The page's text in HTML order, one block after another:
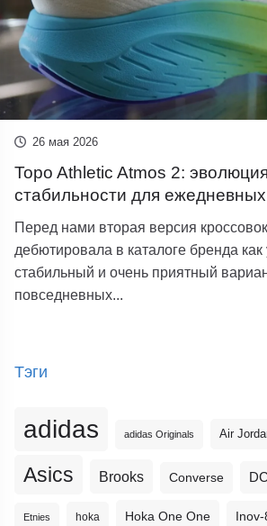
26 мая 2026
Topo Athletic Atmos 2:
стабильности для
Перед нами вторая версия
дебютировала в каталоге бренда
стабильный и очень приятный
повседневных...
Тэги
adidas adidas Originals Air
Asics Brooks Converse DC
Etnies hoka Hoka One One Inov-